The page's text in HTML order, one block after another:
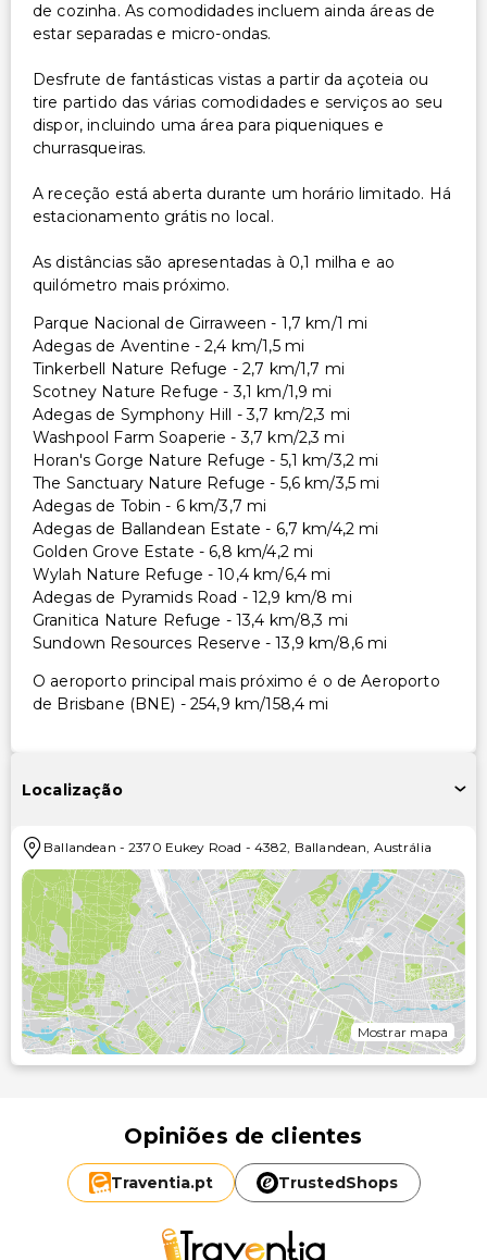
de cozinha. As comodidades incluem ainda áreas de
estar separadas e micro-ondas.
Desfrute de fantásticas vistas a partir da açoteia ou
tire partido das várias comodidades e serviços ao seu
dispor, incluindo uma área para piqueniques e
churrasqueiras.
A receção está aberta durante um horário limitado. Há
estacionamento grátis no local.
As distâncias são apresentadas à 0,1 milha e ao
quilómetro mais próximo.
Parque Nacional de Girraween - 1,7 km/1 mi
Adegas de Aventine - 2,4 km/1,5 mi
Tinkerbell Nature Refuge - 2,7 km/1,7 mi
Scotney Nature Refuge - 3,1 km/1,9 mi
Adegas de Symphony Hill - 3,7 km/2,3 mi
Washpool Farm Soaperie - 3,7 km/2,3 mi
Horan's Gorge Nature Refuge - 5,1 km/3,2 mi
The Sanctuary Nature Refuge - 5,6 km/3,5 mi
Adegas de Tobin - 6 km/3,7 mi
Adegas de Ballandean Estate - 6,7 km/4,2 mi
Golden Grove Estate - 6,8 km/4,2 mi
Wylah Nature Refuge - 10,4 km/6,4 mi
Adegas de Pyramids Road - 12,9 km/8 mi
Granitica Nature Refuge - 13,4 km/8,3 mi
Sundown Resources Reserve - 13,9 km/8,6 mi
O aeroporto principal mais próximo é o de Aeroporto
de Brisbane (BNE) - 254,9 km/158,4 mi
Localização
Ballandean -2370 Eukey Road - 4382, Ballandean, Austrália
Mostrar mapa
Opiniões de clientes
Traventia.pt TrustedShops